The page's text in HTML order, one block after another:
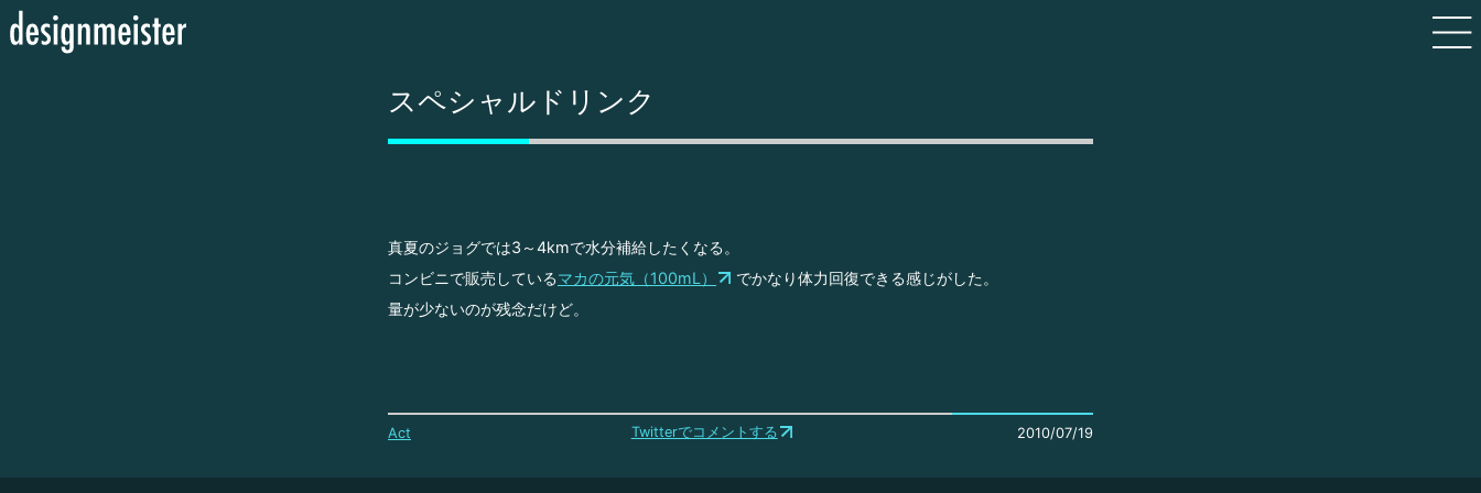
スペシャルドリンク
真夏のジョグでは3～4kmで水分補給したくなる。
コンビニで販売しているマカの元気（100mL）
でかなり体力回復できる感じがした。
量が少ないのが残念だけど。
Act Twitterでコメントする 2010/07/19